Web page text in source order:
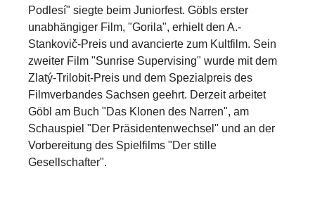
Podlesí" siegte beim Juniorfest. Göbls erster
unabhängiger Film, "Gorila", erhielt den A.-
Stankovič-Preis und avancierte zum Kultfilm. Sein
zweiter Film "Sunrise Supervising" wurde mit dem
Zlatý-Trilobit-Preis und dem Spezialpreis des
Filmverbandes Sachsen geehrt. Derzeit arbeitet
Göbl am Buch "Das Klonen des Narren", am
Schauspiel "Der Präsidentenwechsel" und an der
Vorbereitung des Spielfilms "Der stille
Gesellschafter".